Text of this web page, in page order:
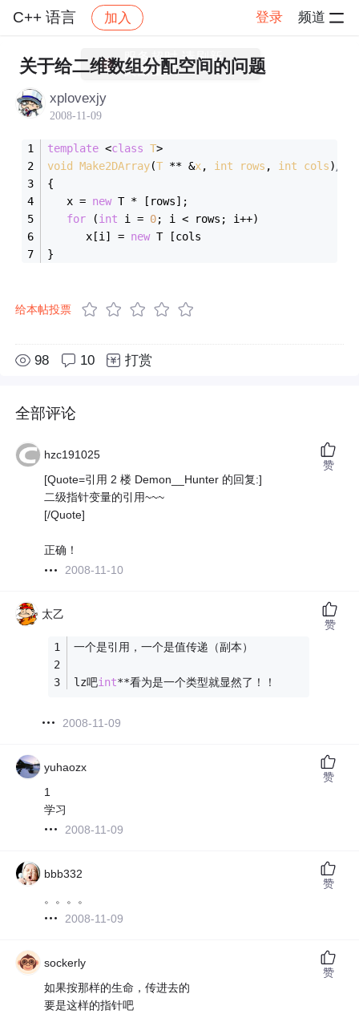
C++ 语言 加入 登录 频道
社区 C++ 语言 帖子详情
关于给二维数组分配空间的问题
xplovexjy
2008-11-09
template <class T>
void
Make2DArray(T ** &x, int rows , int cols)//形
{
   x =
new T * [rows];
for (int i = 0; i < rows; i++)
      x[i] =
new T [cols
}
给本帖投票
98 10 打赏
全部评论
hzc191025
[Quote=引用 2 楼 Demon__Hunter 的回复:]
二级指针变量的引用~~~
[/Quote]
正确！
2008-11-10
赞
太乙
一个是引用，一个是值传递（副本）
lz吧int**看为是一个类型就显然了！！
2008-11-09
赞
yuhaozx
1
学习
2008-11-09
赞
bbb332
。。。。
2008-11-09
赞
sockerly
如果按那样的生命，传进去的
要是这样的指针吧
赞